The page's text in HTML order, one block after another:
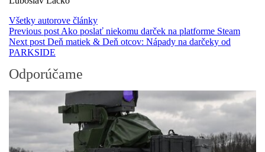
Všetky autorove články
Previous post Ako poslať niekomu darček na platforme Steam
Next post Deň matiek & Deň otcov: Nápady na darčeky od
PARKSIDE
Odporúčame